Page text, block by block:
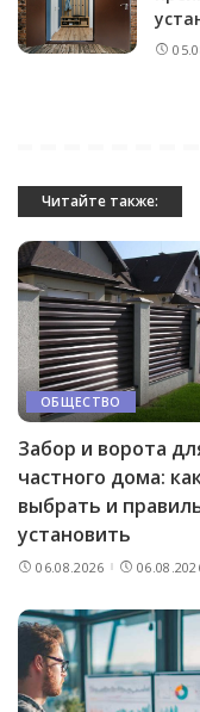
Читайте также:
ОБЩЕСТВО
Забор и ворота
частного дома:
выбрать и
установить
06.08.2026